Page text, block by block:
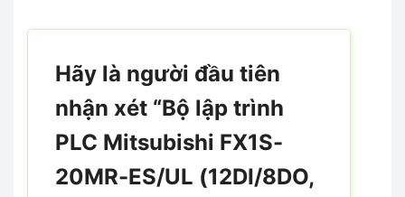
Hãy là người đầu tiên
nhận xét “Bộ lập trình
PLC Mitsubishi FX1S-
20MR-ES/UL (12DI/8DO,